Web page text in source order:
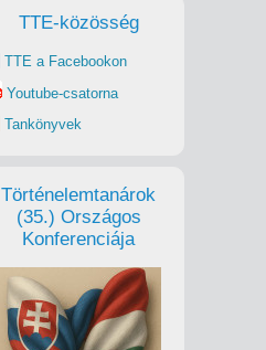
TTE-közösség
TTE a Facebookon
Youtube-csatorna
Tankönyvek
Történelemtanárok
(35.) Országos
Konferenciája